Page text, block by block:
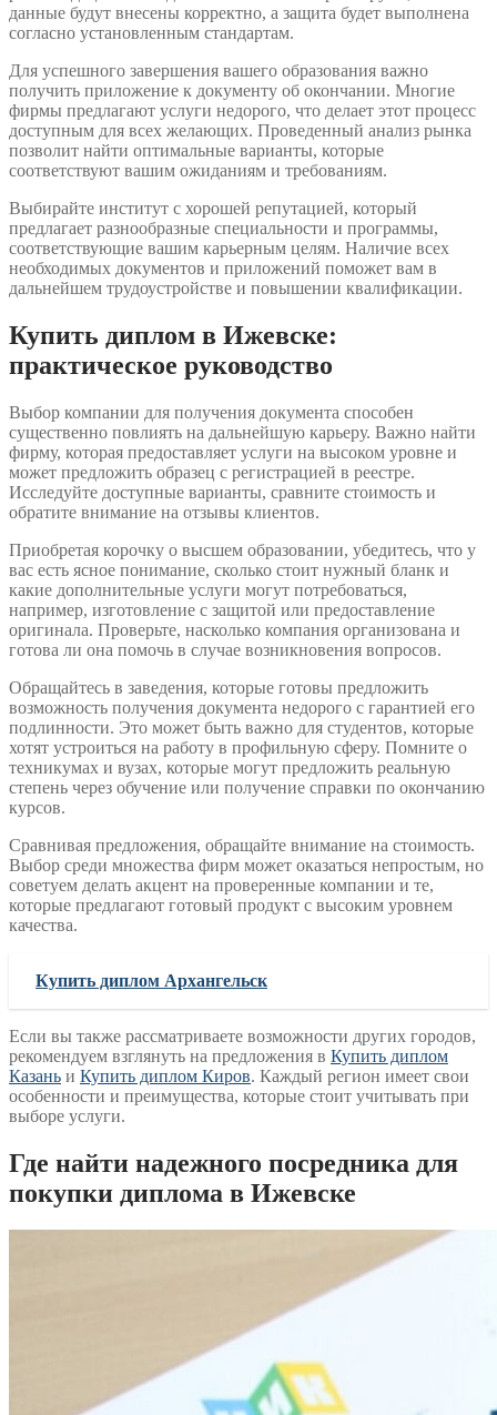
данные будут внесены корректно, а защита будет выполнена
согласно установленным стандартам.
Для успешного завершения вашего образования важно
получить приложение к документу об окончании. Многие
фирмы предлагают услуги недорого, что делает этот процесс
доступным для всех желающих. Проведенный анализ рынка
позволит найти оптимальные варианты, которые
соответствуют вашим ожиданиям и требованиям.
Выбирайте институт с хорошей репутацией, который
предлагает разнообразные специальности и программы,
соответствующие вашим карьерным целям. Наличие всех
необходимых документов и приложений поможет вам в
дальнейшем трудоустройстве и повышении квалификации.
Купить диплом в Ижевске:
практическое руководство
Выбор компании для получения документа способен
существенно повлиять на дальнейшую карьеру. Важно найти
фирму, которая предоставляет услуги на высоком уровне и
может предложить образец с регистрацией в реестре.
Исследуйте доступные варианты, сравните стоимость и
обратите внимание на отзывы клиентов.
Приобретая корочку о высшем образовании, убедитесь, что у
вас есть ясное понимание, сколько стоит нужный бланк и
какие дополнительные услуги могут потребоваться,
например, изготовление с защитой или предоставление
оригинала. Проверьте, насколько компания организована и
готова ли она помочь в случае возникновения вопросов.
Обращайтесь в заведения, которые готовы предложить
возможность получения документа недорого с гарантией его
подлинности. Это может быть важно для студентов, которые
хотят устроиться на работу в профильную сферу. Помните о
техникумах и вузах, которые могут предложить реальную
степень через обучение или получение справки по окончанию
курсов.
Сравнивая предложения, обращайте внимание на стоимость.
Выбор среди множества фирм может оказаться непростым, но
советуем делать акцент на проверенные компании и те,
которые предлагают готовый продукт с высоким уровнем
качества.
Купить диплом Архангельск
Если вы также рассматриваете возможности других городов,
рекомендуем взглянуть на предложения в Купить диплом
Казань и Купить диплом Киров. Каждый регион имеет свои
особенности и преимущества, которые стоит учитывать при
выборе услуги.
Где найти надежного посредника для
покупки диплома в Ижевске